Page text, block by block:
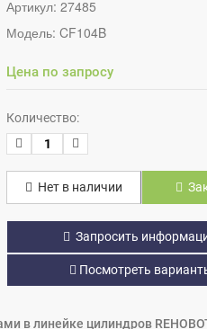
Артикул:27485
Модель:CF104B
Цена по запросу
Количество:
Нет в наличии
Запросить
Посмотреть
в линейке цилиндров